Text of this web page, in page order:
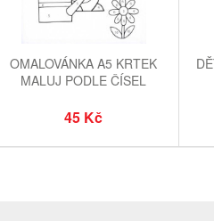
OMALOVÁNKA A5 KRTEK
MALUJ PODLE ČÍSEL
45 Kč